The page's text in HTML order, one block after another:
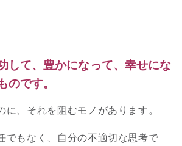
して、豊かになって、幸せにな
のです。
に、それを阻むモノがあります。
でもなく、自分の不適切な思考で